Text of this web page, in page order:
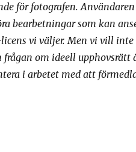
för fotografen. Användaren
bearbetningar som kan
vi väljer. Men vi vill inte
om ideell upphovsrätt
i arbetet med att